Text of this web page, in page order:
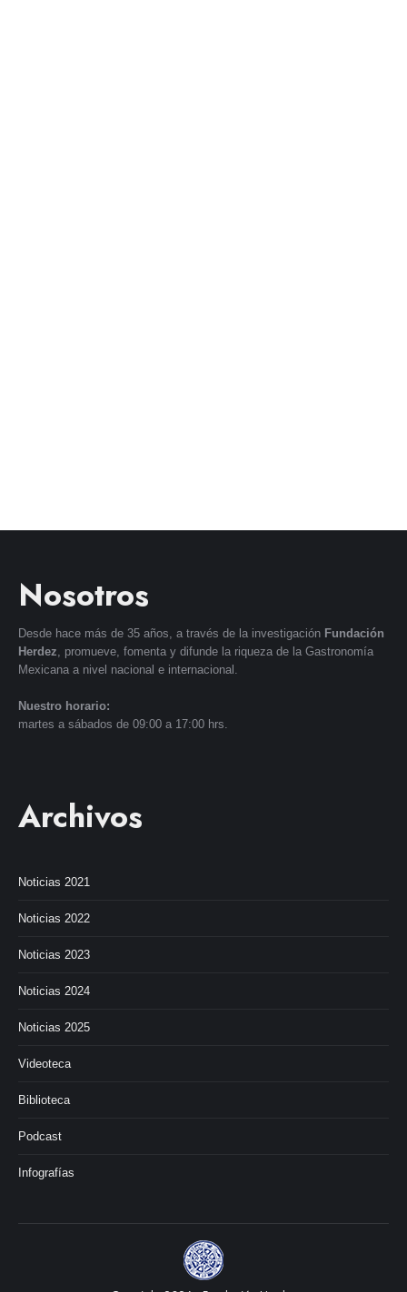
Nosotros
Desde hace más de 35 años, a través de la investigación Fundación
Herdez, promueve, fomenta y difunde la riqueza de la Gastronomía
Mexicana a nivel nacional e internacional.
Nuestro horario:
martes a sábados de 09:00 a 17:00 hrs.
Archivos
Noticias 2021
Noticias 2022
Noticias 2023
Noticias 2024
Noticias 2025
Videoteca
Biblioteca
Podcast
Infografías